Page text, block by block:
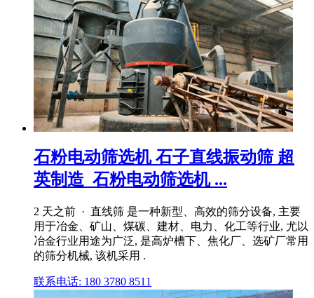
石粉电动筛选机 石子直线振动筛 超
英制造_石粉电动筛选机 ...
2 天之前 · 直线筛 是一种新型、高效的筛分设备, 主要
用于冶金、矿山、煤碳、建材、电力、化工等行业, 尤以
冶金行业用途为广泛, 是高炉槽下、焦化厂、选矿厂常用
的筛分机械, 该机采用 .
联系电话: 180 3780 8511